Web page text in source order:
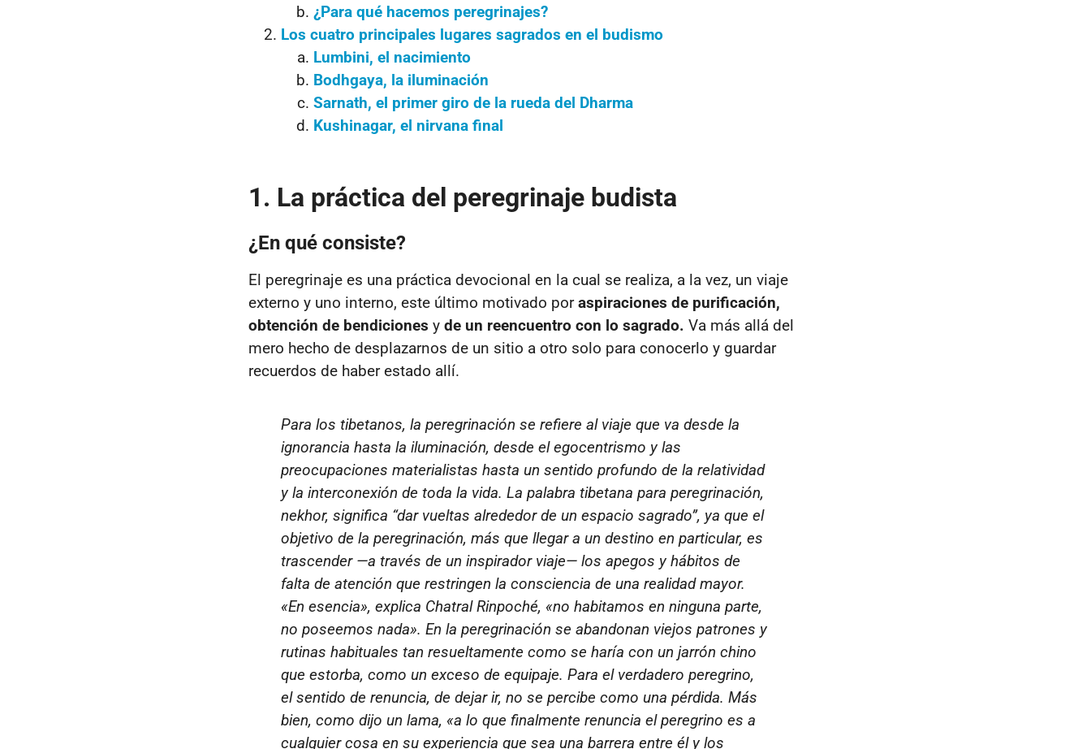
¿Para qué hacemos peregrinajes?
Los cuatro principales lugares sagrados en el budismo
Lumbini, el nacimiento
Bodhgaya, la iluminación
Sarnath, el primer giro de la rueda del Dharma
Kushinagar, el nirvana final
1. La práctica del peregrinaje budista
¿En qué consiste?
El peregrinaje es una práctica devocional en la cual se realiza, a la vez, un viaje
externo y uno interno, este último motivado poraspiraciones de purificación,
obtención de bendiciones y de un reencuentro con lo sagrado. Va más allá del
mero hecho de desplazarnos de un sitio a otro solo para conocerlo y guardar
recuerdos de haber estado allí.
Para los tibetanos, la peregrinación se refiere al viaje que va desde la
ignorancia hasta la iluminación, desde el egocentrismo y las
preocupaciones materialistas hasta un sentido profundo de la relatividad
y la interconexión de toda la vida. La palabra tibetana para peregrinación,
nekhor, significa “dar vueltas alrededor de un espacio sagrado”, ya que el
objetivo de la peregrinación, más que llegar a un destino en particular, es
trascender —a través de un inspirador viaje— los apegos y hábitos de
falta de atención que restringen la consciencia de una realidad mayor.
«En esencia», explica Chatral Rinpoché, «no habitamos en ninguna parte,
no poseemos nada». En la peregrinación se abandonan viejos patrones y
rutinas habituales tan resueltamente como se haría con un jarrón chino
que estorba, como un exceso de equipaje. Para el verdadero peregrino,
el sentido de renuncia, de dejar ir, no se percibe como una pérdida. Más
bien, como dijo un lama, «a lo que finalmente renuncia el peregrino es a
cualquier cosa en su experiencia que sea una barrera entre él y los